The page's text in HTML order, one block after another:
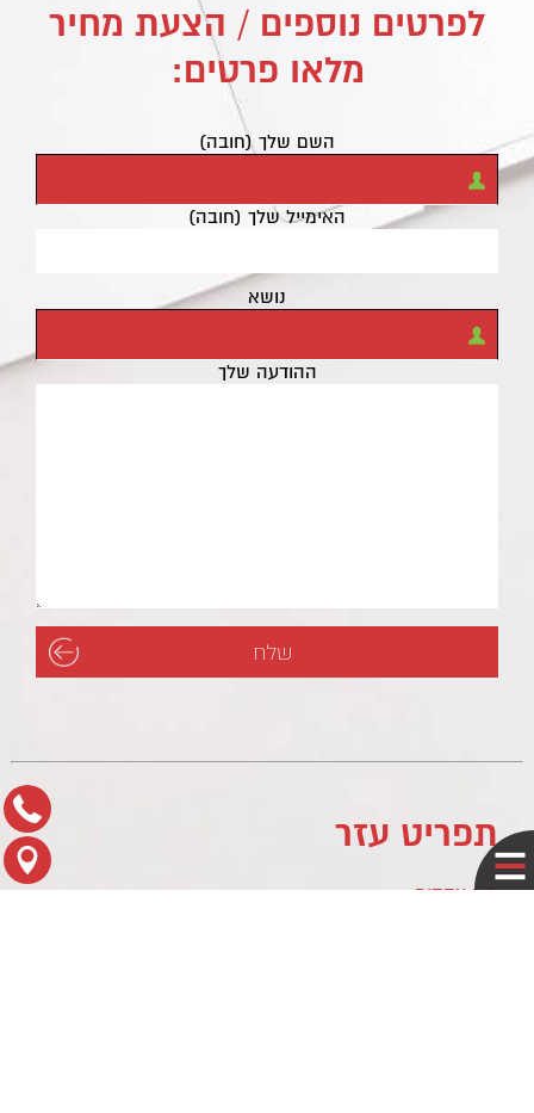
לפרטים נוספים / הצעת מחיר
מלאו פרטים:
השם שלך (חובה)
האימייל שלך (חובה)
נושא
ההודעה שלך
תפריט עזר
לוח עסקים